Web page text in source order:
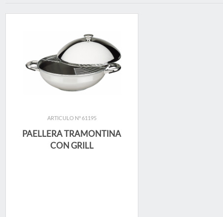
ARTICULO N° 61195
PAELLERA TRAMONTINA
CON GRILL